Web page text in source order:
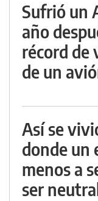
Sufrió un
año
récord de
de un
Así se
donde un
menos a
ser